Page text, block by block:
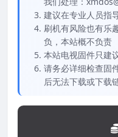
建议在专业人员指
刷机有风险也有乐
负，本站概不负责
本站电视固件只建
请务必详细检查固
后无法下载或下载